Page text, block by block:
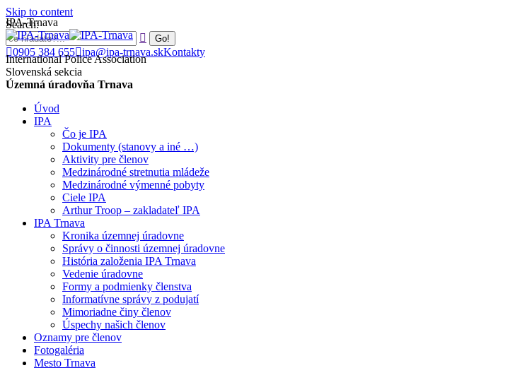
Skip to content
Search:
0905 384 655 ipa@ipa-trnava.skKontakty
IPA-Trnava
International Police Association
Slovenská sekcia
Územná úradovňa Trnava
Úvod
IPA
Čo je IPA
Dokumenty (stanovy a iné …)
Aktivity pre členov
Medzinárodné stretnutia mládeže
Medzinárodné výmenné pobyty
Ciele IPA
Arthur Troop – zakladateľ IPA
IPA Trnava
Kronika územnej úradovne
Správy o činnosti územnej úradovne
História založenia IPA Trnava
Vedenie úradovne
Formy a podmienky členstva
Informatívne správy z podujatí
Mimoriadne činy členov
Úspechy našich členov
Oznamy pre členov
Fotogaléria
Mesto Trnava